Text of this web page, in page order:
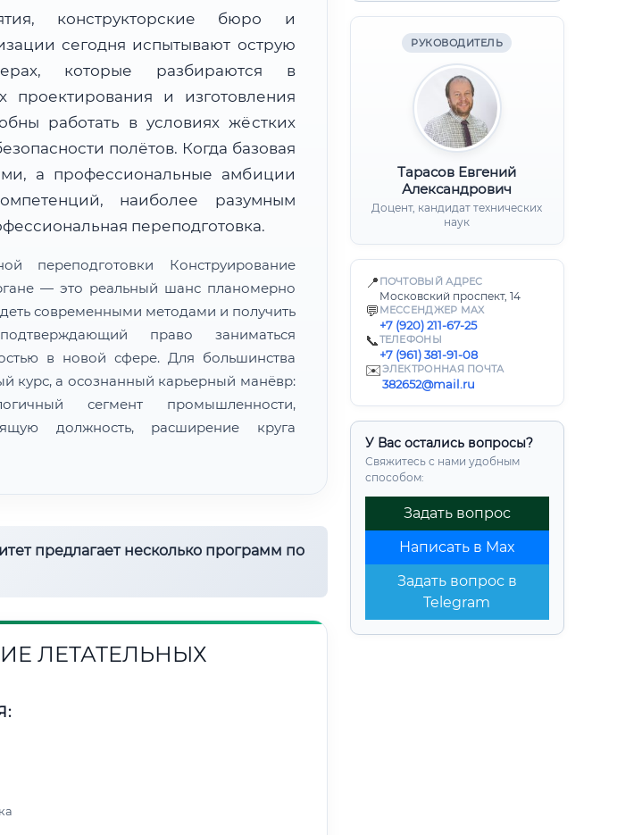
РУКОВОДИТЕЛЬ
Тарасов Евгений
Александрович
Доцент, кандидат технических
наук
📍 ПОЧТОВЫЙ АДРЕС
Московский проспект, 14
💬 МЕССЕНДЖЕР MAX
+7 (920) 211-67-25
📞ТЕЛЕФОНЫ
+7 (961) 381-91-08
✉️ЭЛЕКТРОННАЯ ПОЧТА
382652@mail.ru
У Вас остались вопросы?
Свяжитесь с нами удобным
способом:
Задать вопрос
Написать в Max
Задать вопрос в
Telegram
конструкторские бюро и
сегодня испытывают острую
которые разбираются в
проектирования и изготовления
работать в условиях жёстких
полётов. Когда базовая
а профессиональные амбиции
наиболее разумным
переподготовка.
переподготовки Конструирование
— это реальный шанс планомерно
современными методами и получить
право заниматься
в новой сфере. Для большинства
курс, а осознанный карьерный манёвр:
сегмент промышленности,
должность, расширение круга
предлагает несколько программ по
ЛЕТАТЕЛЬНЫХ